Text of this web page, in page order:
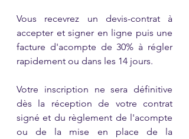
Vous recevrez un devis-contrat à
accepter et signer en ligne puis une
facture d'acompte de 30% à régler
rapidement ou dans les 14 jours.
Votre inscription ne sera définitive
dès la réception de votre contrat
signé et du règlement de l'acompte
ou de la mise en place de la